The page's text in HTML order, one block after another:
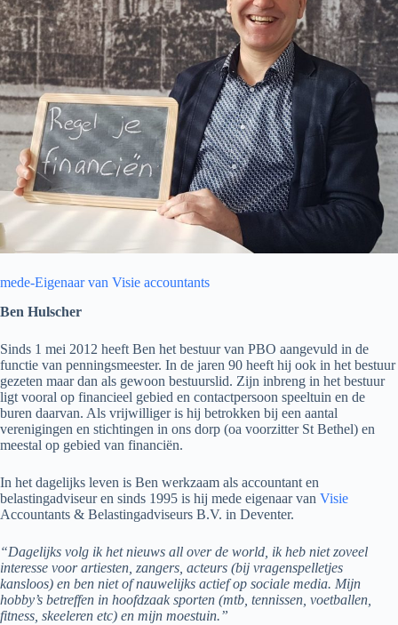
mede-Eigenaar van Visie accountants
Ben Hulscher
Sinds 1 mei 2012 heeft Ben het bestuur van PBO aangevuld in de
functie van penningsmeester. In de jaren 90 heeft hij ook in het bestuur
gezeten maar dan als gewoon bestuurslid. Zijn inbreng in het bestuur
ligt vooral op financieel gebied en contactpersoon speeltuin en de
buren daarvan. Als vrijwilliger is hij betrokken bij een aantal
verenigingen en stichtingen in ons dorp (oa voorzitter St Bethel) en
meestal op gebied van financiën.
In het dagelijks leven is Ben werkzaam als accountant en
belastingadviseur en sinds 1995 is hij mede eigenaar van Visie
Accountants & Belastingadviseurs B.V. in Deventer.
“Dagelijks volg ik het nieuws all over de world, ik heb niet zoveel
interesse voor artiesten, zangers, acteurs (bij vragenspelletjes
kansloos) en ben niet of nauwelijks actief op sociale media. Mijn
hobby’s betreffen in hoofdzaak sporten (mtb, tennissen, voetballen,
fitness, skeeleren etc) en mijn moestuin.”